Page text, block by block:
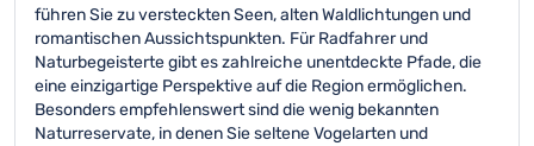
führen Sie zu versteckten Seen, alten Waldlichtungen und
romantischen Aussichtspunkten. Für Radfahrer und
Naturbegeisterte gibt es zahlreiche unentdeckte Pfade, die
eine einzigartige Perspektive auf die Region ermöglichen.
Besonders empfehlenswert sind die wenig bekannten
Naturreservate, in denen Sie seltene Vogelarten und